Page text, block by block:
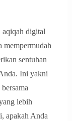
aqiqah digital
mempermudah
sentuhan
Ini yakni
lebih
apakah Anda